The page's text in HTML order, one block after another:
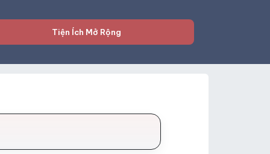
Tiện Ích Mở Rộng